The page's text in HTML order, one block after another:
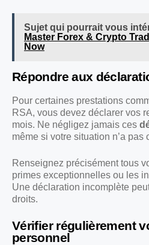
Sujet qui pourrait vous
Master Forex & Crypto
Now
Répondre aux
Pour certaines prestations
RSA, vous devez déclarer vos
mois. Ne négligez jamais ces
même si votre situation n’a pas
Renseignez précisément tous
primes exceptionnelles ou les
Une déclaration incomplète
droits.
Vérifier régulièrement
personnel